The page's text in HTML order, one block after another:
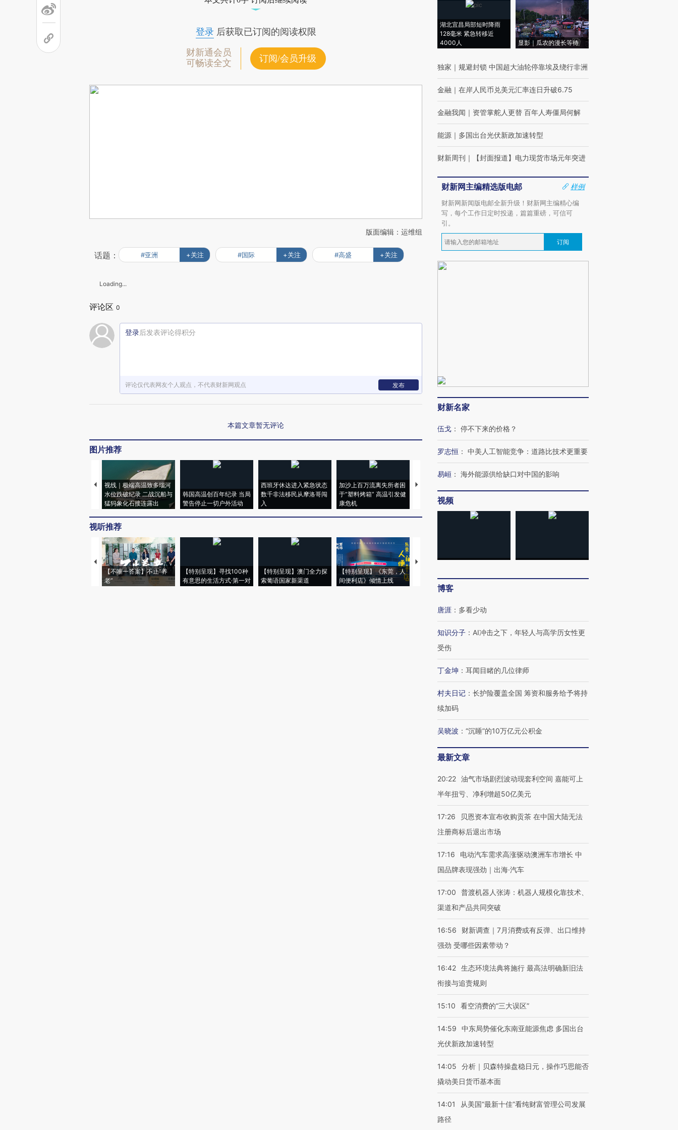
登录后获取已订阅的阅读权限
财新通会员
可畅读全文
订阅/会员升级
版面编辑：运维组
话题： #亚洲 +关注 #国际 +关注 #高盛 +关注
Loading...
评论区 0
登录后发表评论得积分
评论仅代表网友个人观点，不代表财新网观点 发布
本篇文章暂无评论
图片推荐
视线｜极端高温致多瑙河
水位跌破纪录 二战沉船与
猛犸象化石接连露出
韩国高温创百年纪录 当局
警告停止一切户外活动
西班牙休达进入紧急状态
数千非法移民从摩洛哥闯
入
加沙上百万流离失所者困
于“塑料烤箱” 高温引发健
康危机
视线｜HYROX的吸金
心“花钱找虐”？
视听推荐
【不唯一答案】不止“养
老”
【特别呈现】寻找100种
有意思的生活方式·第一对
【特别呈现】澳门全力探
索葡语国家新渠道
【特别呈现】《东莞，人
间便利店》倾情上线
【推广】走进第四届链博
有意思的生活方式·第三对
【商旅对话】华住集团
住三大增长引擎是什么？
湖北宜昌局部短时降雨
128毫米 紧急转移近
4000人
显影｜瓜农的漫长等待
独家 ｜ 规避封锁 中国超大油轮停靠埃及绕行非洲
金融 ｜ 在岸人民币兑美元汇率连日升破6.75
金融我闻 ｜ 资管掌舵人更替 百年人寿僵局何解
能源 ｜ 多国出台光伏新政加速转型
财新周刊 ｜ 【封面报道】电力现货市场元年突进
财新网主编精选版电邮
样例
财新网新闻版电邮全新升级！财新网主编精心编
写，每个工作日定时投递，篇篇重磅，可信可
引。
订阅
财新名家
伍戈 ： 停不下来的价格？
罗志恒 ： 中美人工智能竞争：道路比技术更重要
易峘 ： 海外能源供给缺口对中国的影响
视频
博客
唐涯 ： 多看少动
知识分子 ： AI冲击之下，年轻人与高学历女性更
受伤
丁金坤 ： 耳闻目睹的几位律师
村夫日记 ： 长护险覆盖全国 筹资和服务给予将持
续加码
吴晓波 ： “沉睡”的10万亿元公积金
最新文章
20:22 油气市场剧烈波动现套利空间 嘉能可上
半年扭亏、净利增超50亿美元
17:26
贝恩资本宣布收购贡茶 在中国大陆无法
注册商标后退出市场
17:16
电动汽车需求高涨驱动澳洲车市增长 中
国品牌表现强劲｜出海·汽车
17:00
普渡机器人张涛：机器人规模化靠技术、
渠道和产品共同突破
16:56
财新调查｜7月消费或有反弹、出口维持
强劲 受哪些因素带动？
16:42 生态环境法典将施行 最高法明确新旧法
衔接与追责规则
15:10 看空消费的“三大误区”
14:59
中东局势催化东南亚能源焦虑 多国出台
光伏新政加速转型
14:05
分析｜贝森特操盘稳日元，操作巧思能否
撬动美日货币基本面
14:01
从美国“最新十佳”看纯财富管理公司发展
路径